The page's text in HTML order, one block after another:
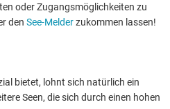
oder Zugangsmöglichkeiten zu
den See-Melderzukommen lassen!
bietet, lohnt sich natürlich ein
Seen, die sich durch einen hohen